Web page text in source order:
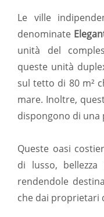
Le ville
denominate
unità del
queste unità
sul tetto di 80 m²
mare. Inoltre,
dispongono di una
Queste oasi
di lusso,
rendendole
che dai proprietari